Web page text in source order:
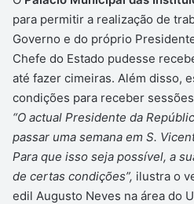
para permitir a realização de
Governo e do próprio
Chefe do Estado pudesse
até fazer cimeiras. Além disso,
condições para receber
“O actual Presidente da
passar uma semana em S.
Para que isso seja possível, a
de certas condições”, ilustra o
edil Augusto Neves na área do